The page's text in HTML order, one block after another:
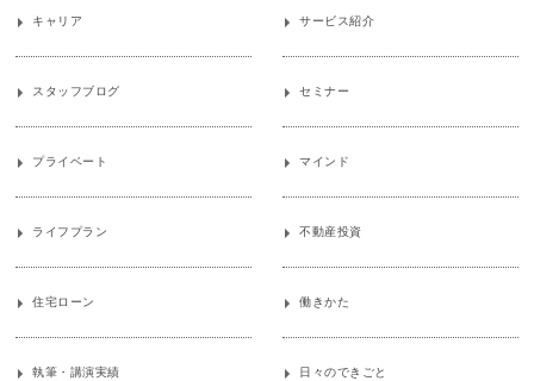
キャリア サービス紹介
スタッフブログ セミナー
プライベート マインド
ライフプラン 不動産投資
住宅ローン 働きかた
執筆・講演実績 日々のできごと